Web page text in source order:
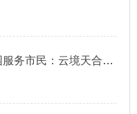
落地城市公园服务市民：云境天合公园气象站呈现空气状态，指引舒适休闲区域